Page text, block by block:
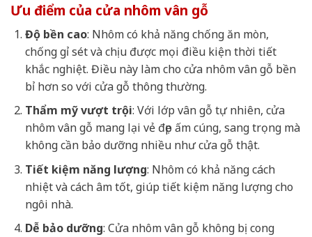
Ưu điểm của cửa nhôm vân gỗ
Độ bền cao: Nhôm có khả năng chống ăn mòn,
chống gỉ sét và chịu được mọi điều kiện thời tiết
khắc nghiệt. Điều này làm cho cửa nhôm vân gỗ bền
bỉ hơn so với cửa gỗ thông thường.
Thẩm mỹ vượt trội: Với lớp vân gỗ tự nhiên, cửa
nhôm vân gỗ mang lại vẻ đẹp ấm cúng, sang trọng mà
không cần bảo dưỡng nhiều như cửa gỗ thật.
Tiết kiệm năng lượng: Nhôm có khả năng cách
nhiệt và cách âm tốt, giúp tiết kiệm năng lượng cho
ngôi nhà.
Dễ bảo dưỡng: Cửa nhôm vân gỗ không bị cong